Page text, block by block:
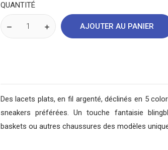
QUANTITÉ
AJOUTER AU PANIER
Des lacets plats, en fil argenté, déclinés en 5
sneakers préférées. Un touche fantaisie
baskets ou autres chaussures des modèles